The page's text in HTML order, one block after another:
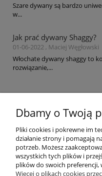
Szare dywany są bardzo
w...
Jak prać dywany Shaggy?
01-06-2022 , Maciej Węgłowski
Włochate dywany shaggy to
rozwiązanie,...
Dbamy o Twoją
Pliki cookies i pokrewne im
działanie strony i pomagają
potrzeb. Możesz
wszystkich tych plików i
plików do swoich
Więcej o plikach cookies